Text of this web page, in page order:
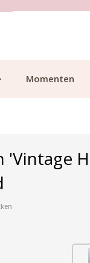
Momenten
'Vintage